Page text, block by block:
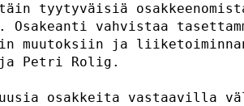
tyytyväisiä
Osakeanti vahvistaa
muutoksiin ja
uusia osakkeita vastaavilla